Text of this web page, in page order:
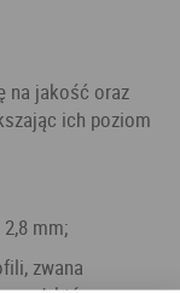
ich poziom
mm;